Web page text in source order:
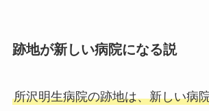
跡地が新しい病院になる説
所沢明生病院の跡地は、新しい病